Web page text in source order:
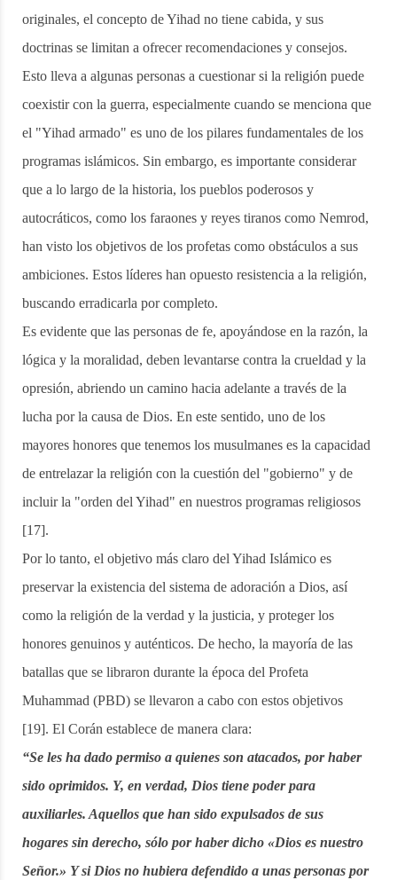
originales, el concepto de Yihad no tiene cabida, y sus
doctrinas se limitan a ofrecer recomendaciones y consejos.
Esto lleva a algunas personas a cuestionar si la religión puede
coexistir con la guerra, especialmente cuando se menciona que
el "Yihad armado" es uno de los pilares fundamentales de los
programas islámicos. Sin embargo, es importante considerar
que a lo largo de la historia, los pueblos poderosos y
autocráticos, como los faraones y reyes tiranos como Nemrod,
han visto los objetivos de los profetas como obstáculos a sus
ambiciones. Estos líderes han opuesto resistencia a la religión,
buscando erradicarla por completo.
Es evidente que las personas de fe, apoyándose en la razón, la
lógica y la moralidad, deben levantarse contra la crueldad y la
opresión, abriendo un camino hacia adelante a través de la
lucha por la causa de Dios. En este sentido, uno de los
mayores honores que tenemos los musulmanes es la capacidad
de entrelazar la religión con la cuestión del "gobierno" y de
incluir la "orden del Yihad" en nuestros programas religiosos
[17].
Por lo tanto, el objetivo más claro del Yihad Islámico es
preservar la existencia del sistema de adoración a Dios, así
como la religión de la verdad y la justicia, y proteger los
honores genuinos y auténticos. De hecho, la mayoría de las
batallas que se libraron durante la época del Profeta
Muhammad (PBD) se llevaron a cabo con estos objetivos
[19]. El Corán establece de manera clara:
“Se les ha dado permiso a quienes son atacados, por haber
sido oprimidos. Y, en verdad, Dios tiene poder para
auxiliarles. Aquellos que han sido expulsados de sus
hogares sin derecho, sólo por haber dicho «Dios es nuestro
Señor.» Y si Dios no hubiera defendido a unas personas por